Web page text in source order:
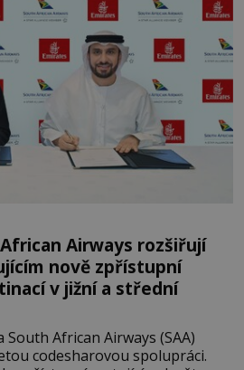
Airways rozšiřují
nově zpřístupní
v jižní a střední
African Airways (SAA)
codesharovou spolupráci.